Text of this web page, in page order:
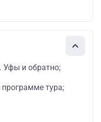
Уфы и обратно;
программе тура;